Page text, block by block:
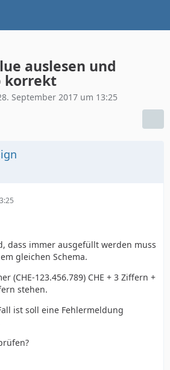
auslesen und
korrekt
September 2017 um 13:25
dass immer ausgefüllt werden muss
gleichen Schema.
(CHE-123.456.789) CHE + 3 Ziffern +
stehen.
ist soll eine Fehlermeldung